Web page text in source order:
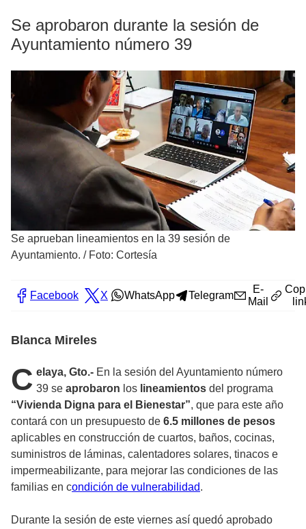
Se aprobaron durante la sesión de
Ayuntamiento número 39
Se aprueban lineamientos en la 39 sesión de
Ayuntamiento. / Foto: Cortesía
Facebook X WhatsApp Telegram
E-
Mail
Blanca Mireles
C elaya, Gto.- En la sesión del Ayuntamiento número
39 se aprobaron los lineamientos del programa
“Vivienda Digna para el Bienestar”, que para este año
contará con un presupuesto de 6.5 millones de pesos
aplicables en construcción de cuartos, baños, cocinas,
suministros de láminas, calentadores solares, tinacos e
impermeabilizante, para mejorar las condiciones de las
familias en condición de vulnerabilidad.
Durante la sesión de este viernes así quedó aprobado